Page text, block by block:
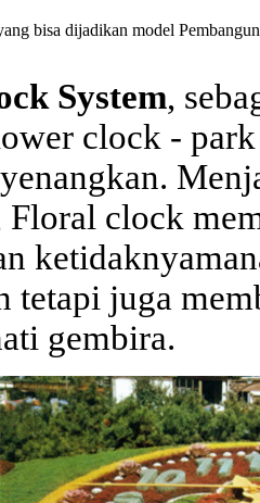
bisa dijadikan model
System,
clock -
clock
tetapi juga
gembira.